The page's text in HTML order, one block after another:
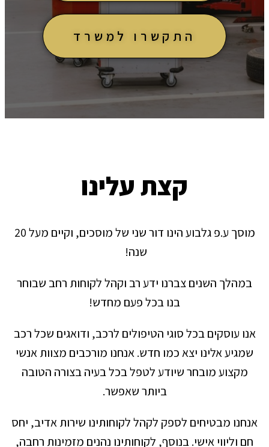
התקשרו למשרד
קצת עלינו
מוסך ע.פ גלבוע הינו דור שני של מוסכים, וקיים מעל 20
שנה!
במהלך השנים צברנו ידע רב וקהל לקוחות רחב שבוחר
בנו בכל פעם מחדש!
אנו עוסקים בכל סוגי הטיפולים לרכב, ודואגים שכל רכב
שמגיע אלינו יצא כמו חדש. אנחנו מורכבים מצוות אנשי
מקצוע מובחר שיודע לטפל בכל בעיה בצורה הטובה
ביותר שאפשר.
אנחנו מבטיחים לספק לקהל לקוחותינו שירות אדיב, יחס
חם וליווי אישי. בנוסף, לקוחותינו נהנים מזמינות רחבה,